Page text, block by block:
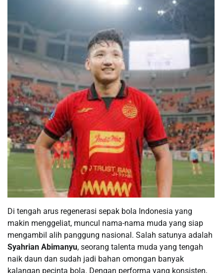
Di tengah arus regenerasi sepak bola Indonesia yang
makin menggeliat, muncul nama-nama muda yang siap
mengambil alih panggung nasional. Salah satunya adalah
Syahrian Abimanyu, seorang talenta muda yang tengah
naik daun dan sudah jadi bahan omongan banyak
kalangan pecinta bola. Dengan performa yang konsisten,